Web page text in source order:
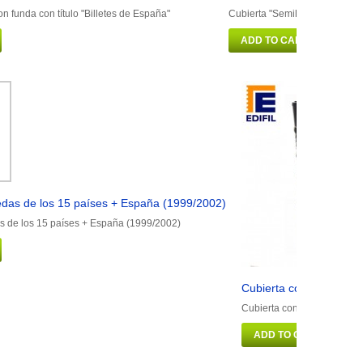
funda con título "Billetes de España" Cubierta "Semilujo" con
ADD TO CART
de los 15 países + España (1999/2002)
de los 15 países + España (1999/2002)
Cubierta con funda (6
Cubierta con funda (6
ADD TO CART